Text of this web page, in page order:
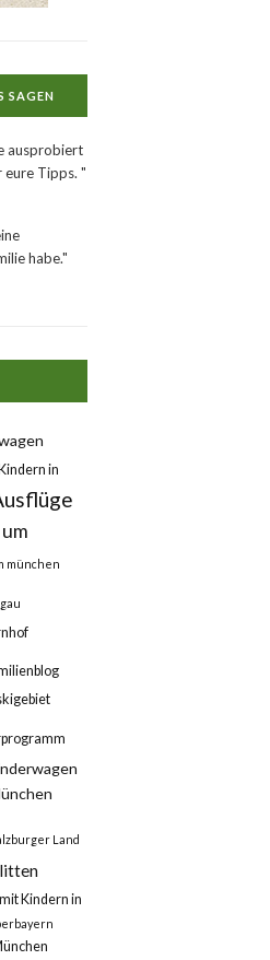
SAGEN
ausprobiert
eure Tipps. "
habe."
in
münchen
Land
Kindern in